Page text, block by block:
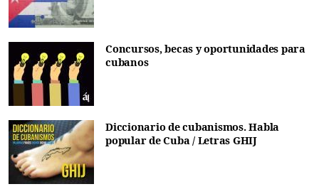
Concursos, becas y oportunidades para
cubanos
Diccionario de cubanismos. Habla
popular de Cuba / Letras GHIJ